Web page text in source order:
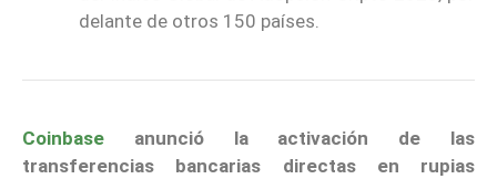
delante de otros 150 países.
Coinbase
anunció la activación de las
transferencias bancarias directas en rupias